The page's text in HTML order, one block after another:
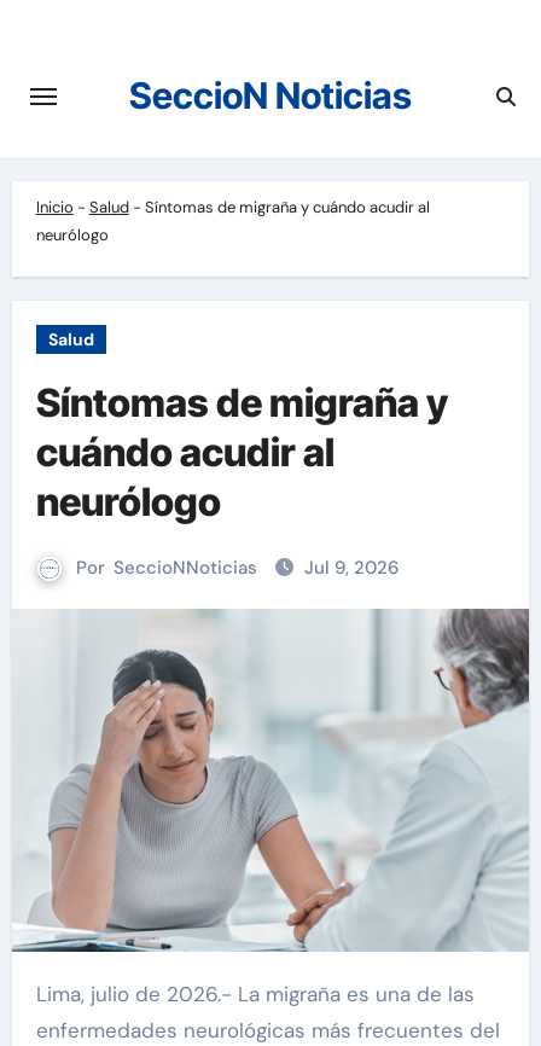
contenido
SeccioN Noticias
Inicio - Salud- Síntomas de migraña y cuándo acudir al
neurólogo
Salud
Síntomas de migraña y
cuándo acudir al
neurólogo
Por SeccioNNoticias Jul 9, 2026
Lima, julio de 2026.- La migraña es una de las
enfermedades neurológicas más frecuentes del